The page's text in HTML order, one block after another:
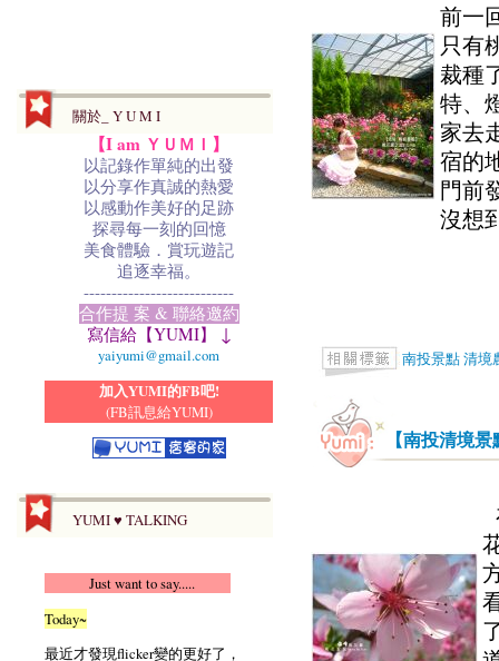
關於_ Y U M I
【I am ＹＵＭＩ】
以記錄作單純的出發
以分享作真誠的熱愛
以感動作美好的足跡
探尋每一刻的回憶
美食體驗．賞玩遊記
追逐幸福。
---------------------------
合作提 案 & 聯絡邀約
寫信給【YUMI】 ↓
yaiyumi@gmail.com
加入YUMI的FB吧!
(FB訊息給YUMI)
YUMI ♥ TALKING
Just want to say.....
Today~
最近才發現flicker變的更好了，
前一
只有
裁種
特、
家去
宿的
門前
沒想
南投景點清境
【南投清境